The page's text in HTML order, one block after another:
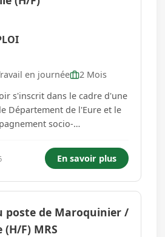
en journée
2 Mois
s'inscrit dans le cadre d'une
Département de l'Eure et le
socio-
de Louviers et Val de Reuil.
l'accompagnement
60 BRSA ...
En savoir plus
poste de Maroquinier /
F) MRS